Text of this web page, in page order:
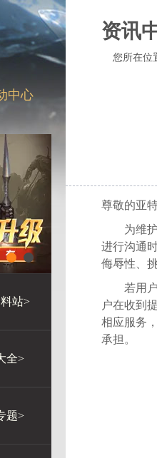
中心
站>
全>
题>
资讯
您所在位
尊敬的亚
为维
进行沟通
侮辱性、
若用
户在收到
相应服务
承担。